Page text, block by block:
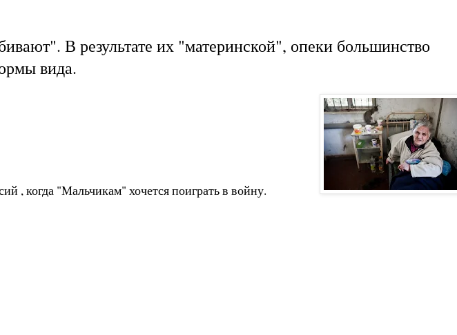
В результате их "материнской", опеки большинство
вида.
, когда "Мальчикам" хочется поиграть в войну.